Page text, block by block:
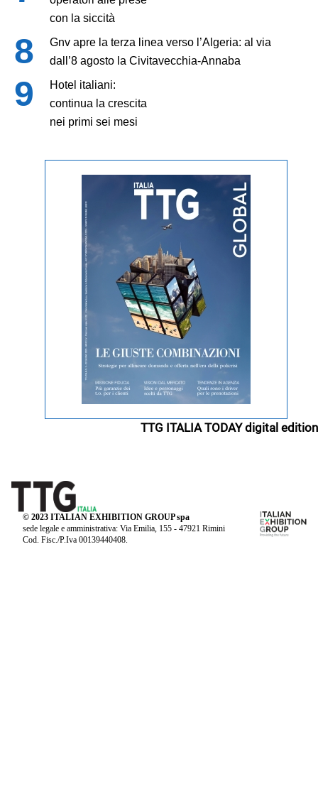
con la siccità
Gnv apre la terza linea verso l’Algeria: al via
dall’8 agosto la Civitavecchia-Annaba
Hotel italiani:
continua la crescita
nei primi sei mesi
TTG ITALIA TODAY digital edition
© 2023 ITALIAN EXHIBITION GROUP spa
sede legale e amministrativa: Via Emilia, 155 - 47921 Rimini
Cod. Fisc./P.Iva 00139440408.